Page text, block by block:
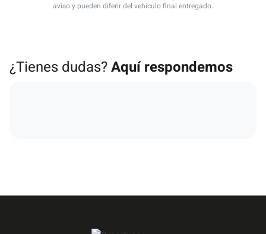
aviso y pueden diferir del vehículo final entregado.
¿Tienes dudas?Aquí respondemos